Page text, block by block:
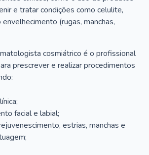
e tratar condições como celulite,
(rugas, manchas,
cosmiátrico é o profissional
prescrever e realizar procedimentos
facial e labial;
estrias, manchas e